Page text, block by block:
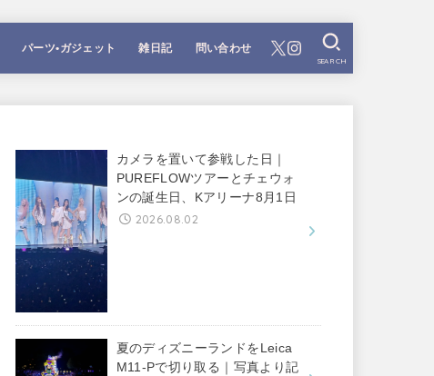
パーツ•ガジェット 雑日記 問い合わせ
SEARCH
カメラを置いて参戦した日｜
PUREFLOWツアーとチェウォ
ンの誕生日、Kアリーナ8月1日
2026.08.02
夏のディズニーランドをLeica
M11-Pで切り取る｜写真より記